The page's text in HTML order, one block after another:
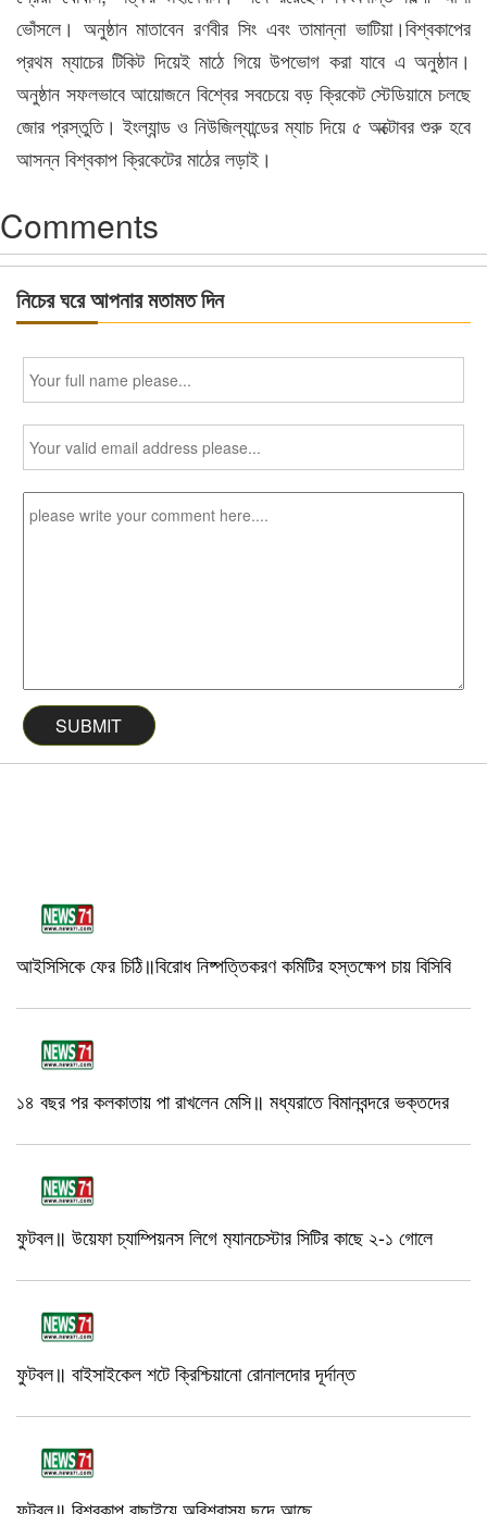
ভোঁসলে। অনুষ্ঠান মাতাবেন রণবীর সিং এবং তামান্না ভাটিয়া।বিশ্বকাপের
প্রথম ম্যাচের টিকিট দিয়েই মাঠে গিয়ে উপভোগ করা যাবে এ অনুষ্ঠান।
অনুষ্ঠান সফলভাবে আয়োজনে বিশ্বের সবচেয়ে বড় ক্রিকেট স্টেডিয়ামে চলছে
জোর প্রস্তুতি। ইংল্যান্ড ও নিউজিল্যান্ডের ম্যাচ দিয়ে ৫ অক্টোবর শুরু হবে
আসন্ন বিশ্বকাপ ক্রিকেটের মাঠের লড়াই।
Comments
নিচের ঘরে আপনার মতামত দিন
আইসিসিকে ফের চিঠি॥বিরোধ নিষ্পত্তিকরণ কমিটির হস্তক্ষেপ চায় বিসিবি
১৪ বছর পর কলকাতায় পা রাখলেন মেসি॥ মধ্যরাতে বিমানবন্দরে ভক্তদের
ফুটবল॥ উয়েফা চ্যাম্পিয়নস লিগে ম‍্যানচেস্টার সিটির কাছে ২-১ গোলে
ফুটবল॥ বাইসাইকেল শটে ক্রিশ্চিয়ানো রোনালদোর দূর্দান্ত